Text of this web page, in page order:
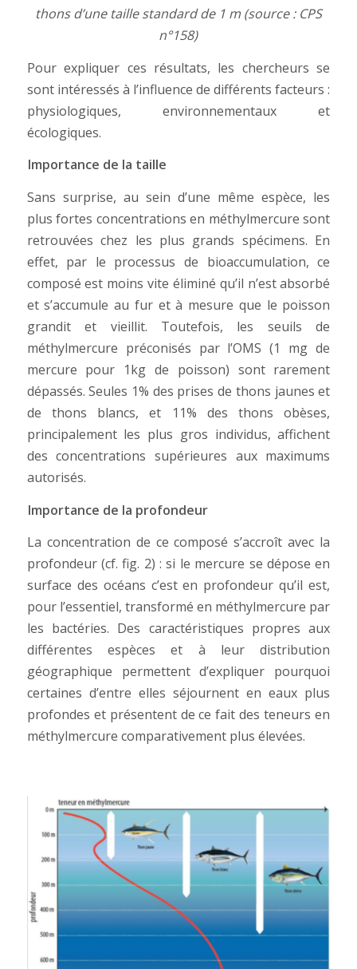
thons d’une taille standard de 1 m (source : CPS
n°158)
Pour expliquer ces résultats, les chercheurs se
sont intéressés à l’influence de différents facteurs :
physiologiques, environnementaux et
écologiques.
Importance de la taille
Sans surprise, au sein d’une même espèce, les
plus fortes concentrations en méthylmercure sont
retrouvées chez les plus grands spécimens. En
effet, par le processus de bioaccumulation, ce
composé est moins vite éliminé qu’il n’est absorbé
et s’accumule au fur et à mesure que le poisson
grandit et vieillit. Toutefois, les seuils de
méthylmercure préconisés par l’OMS (1 mg de
mercure pour 1kg de poisson) sont rarement
dépassés. Seules 1% des prises de thons jaunes et
de thons blancs, et 11% des thons obèses,
principalement les plus gros individus, affichent
des concentrations supérieures aux maximums
autorisés.
Importance de la profondeur
La concentration de ce composé s’accroît avec la
profondeur (cf. fig. 2) : si le mercure se dépose en
surface des océans c’est en profondeur qu’il est,
pour l’essentiel, transformé en méthylmercure par
les bactéries. Des caractéristiques propres aux
différentes espèces et à leur distribution
géographique permettent d’expliquer pourquoi
certaines d’entre elles séjournent en eaux plus
profondes et présentent de ce fait des teneurs en
méthylmercure comparativement plus élevées.